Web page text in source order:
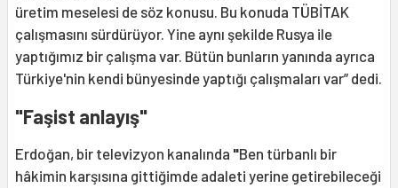
üretim meselesi de söz konusu. Bu konuda TÜBİTAK
çalışmasını sürdürüyor. Yine aynı şekilde Rusya ile
yaptığımız bir çalışma var. Bütün bunların yanında ayrıca
Türkiye'nin kendi bünyesinde yaptığı çalışmaları var” dedi.
"Faşist anlayış"
Erdoğan, bir televizyon kanalında "Ben türbanlı bir
hâkimin karşısına gittiğimde adaleti yerine getirebileceği